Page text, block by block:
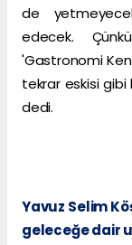
de
edecek.
'Gastronomi
tekrar eskisi gibi
dedi.
Yavuz Selim
geleceğe dair